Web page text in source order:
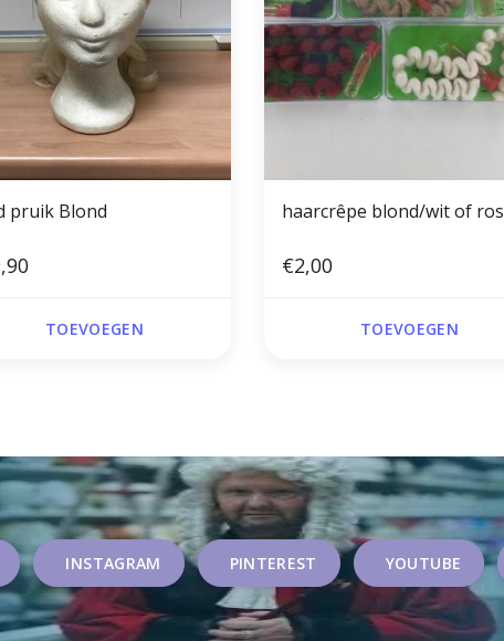
pruik Blond
TOEVOEGEN
haarcrêpe blond/wit of ros
€2,00
TOEVOEGEN
INSTAGRAM PINTEREST YOUTUBE